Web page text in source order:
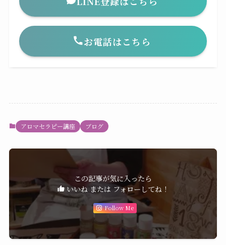
お電話はこちら
アロマセラピー講座 ブログ
この記事が気に入ったら
いいね または フォローしてね！
Follow Me